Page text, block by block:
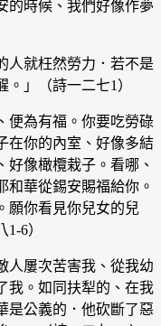
時候、我們好像作夢
就枉然勞力．若不是
」（詩一二七1）
為有福。你要吃勞碌
在你的內室、好像多結
好像橄欖栽子。看哪、
和華從錫安賜福給你。
願你看見你兒女的兒
6）
屢次苦害我、從我幼
我。如同扶犁的、在我
是公義的．他砍斷了惡